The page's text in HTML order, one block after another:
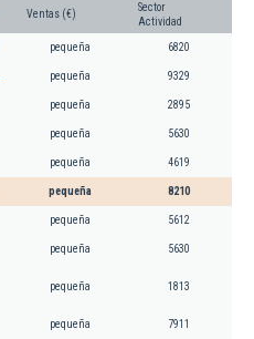
Ventas (€)
Sector
Actividad
pequeña 6820
pequeña 9329
pequeña 2895
pequeña 5630
pequeña 4619
pequeña 8210
pequeña 5612
pequeña 5630
pequeña 1813
pequeña 7911